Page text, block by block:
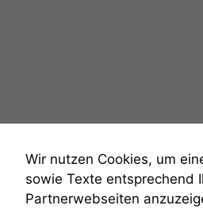
Wir nutzen Cookies, um
sowie Texte entsprechend
Partnerwebseiten